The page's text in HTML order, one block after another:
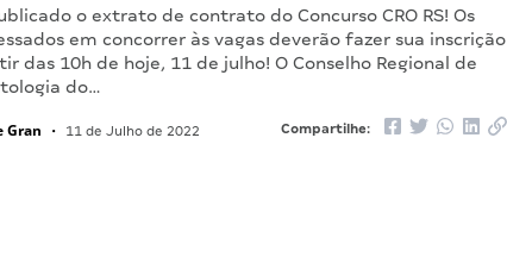
o extrato de contrato do Concurso CRO RS! Os
em concorrer às vagas deverão fazer sua inscrição
das 10h de hoje, 11 de julho! O Conselho Regional de
do…
Gran • 11 de Julho de 2022 Compartilhe: